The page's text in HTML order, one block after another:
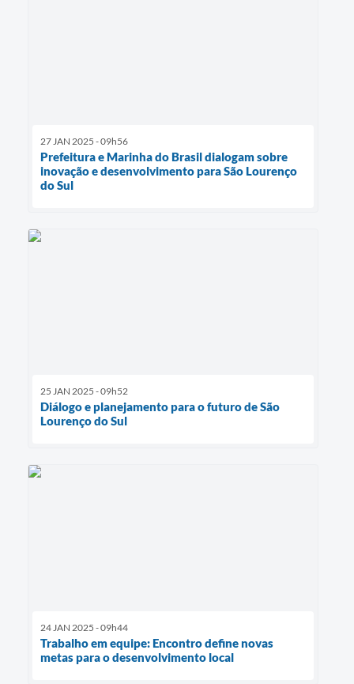
27 JAN 2025 - 09h56
Prefeitura e Marinha do Brasil dialogam sobre
inovação e desenvolvimento para São Lourenço
do Sul
25 JAN 2025 - 09h52
Diálogo e planejamento para o futuro de São
Lourenço do Sul
24 JAN 2025 - 09h44
Trabalho em equipe: Encontro define novas
metas para o desenvolvimento local